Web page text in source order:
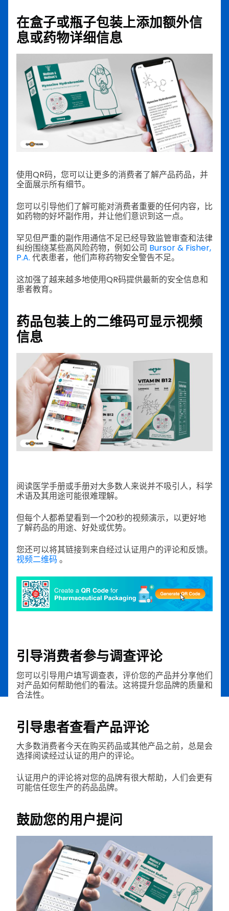
在盒子或瓶子包装上添加额外信
息或药物详细信息
使用QR码，您可以让更多的消费者了解产品药品，并
全面展示所有细节。
您可以引导他们了解可能对消费者重要的任何内容，比
如药物的好坏副作用，并让他们意识到这一点。
罕见但严重的副作用通信不足已经导致监管审查和法律
纠纷围绕某些高风险药物，例如公司 Bursor & Fisher,
P.A. 代表患者，他们声称药物安全警告不足。
这加强了越来越多地使用QR码提供最新的安全信息和
患者教育。
药品包装上的二维码可显示视频
信息
阅读医学手册或手册对大多数人来说并不吸引人，科学
术语及其用途可能很难理解。
但每个人都希望看到一个20秒的视频演示，以更好地
了解药品的用途、好处或优势。
您还可以将其链接到来自经过认证用户的评论和反馈。
视频二维码 。
引导消费者参与调查评论
您可以引导用户填写调查表，评价您的产品并分享他们
对产品如何帮助他们的看法。这将提升您品牌的质量和
合法性。
引导患者查看产品评论
大多数消费者今天在购买药品或其他产品之前，总是会
选择阅读经过认证的用户的评论。
认证用户的评论将对您的品牌有很大帮助，人们会更有
可能信任您生产的药品品牌。
鼓励您的用户提问